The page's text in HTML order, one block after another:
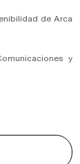
de Arca
y